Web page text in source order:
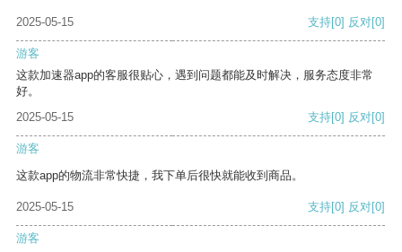
2025-05-15 支持[0] 反对[0]
游客
这款加速器app的客服很贴心，遇到问题都能及时解决，服务态度非常
好。
2025-05-15
支持[0] 反对[0]
游客
这款app的物流非常快捷，我下单后很快就能收到商品。
2025-05-15 支持[0] 反对[0]
游客